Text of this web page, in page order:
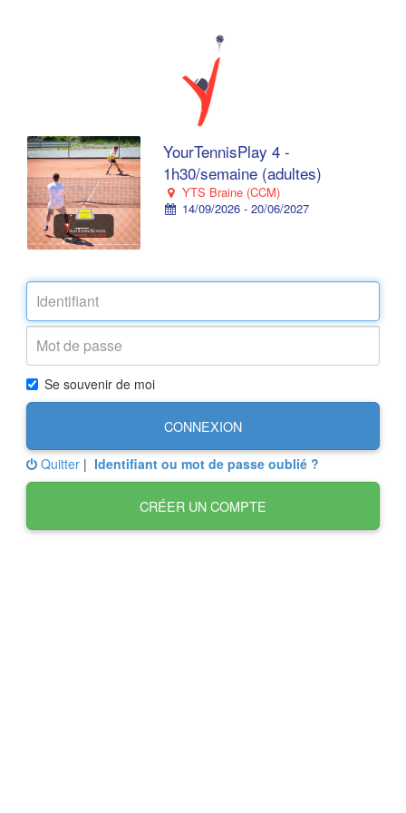
YourTennisPlay 4 -
1h30/semaine (adultes)
YTS Braine (CCM)
14/09/2026 - 20/06/2027
Se souvenir de moi
CONNEXION
Quitter | Identifiant ou mot de passe oublié ?
CRÉER UN COMPTE